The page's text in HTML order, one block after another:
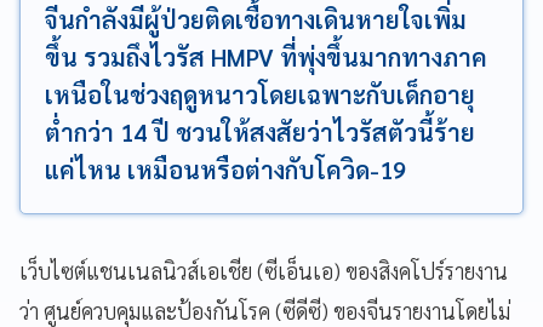
จีนกำลังมีผู้ป่วยติดเชื้อทางเดินหายใจเพิ่ม
ขึ้น รวมถึงไวรัส HMPV ที่พุ่งขึ้นมากทางภาค
เหนือในช่วงฤดูหนาวโดยเฉพาะกับเด็กอายุ
ต่ำกว่า 14 ปี ชวนให้สงสัยว่าไวรัสตัวนี้ร้าย
แค่ไหน เหมือนหรือต่างกับโควิด-19
เว็บไซต์แชนเนลนิวส์เอเชีย (ซีเอ็นเอ) ของสิงคโปร์รายงาน
ว่า ศูนย์ควบคุมและป้องกันโรค (ซีดีซี) ของจีนรายงานโดยไม่